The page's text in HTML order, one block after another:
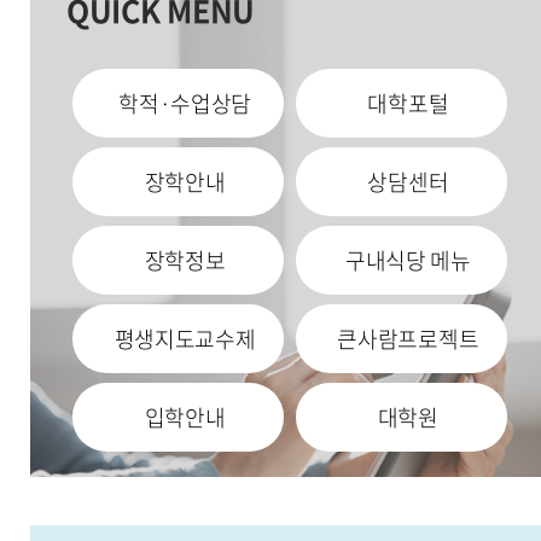
QUICK MENU
학적·수업상담 대학포털
장학안내 상담센터
장학정보 구내식당 메뉴
평생지도교수제 큰사람프로젝트
입학안내 대학원